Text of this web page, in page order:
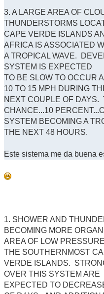
3. A LARGE AREA OF
THUNDERSTORMS
CAPE VERDE ISLANDS
AFRICA IS ASSOCIATED
A TROPICAL WAVE.
SYSTEM IS EXPECTED
TO BE SLOW TO OCCUR
10 TO 15 MPH DURING
NEXT COUPLE OF DAYS.
CHANCE...10
SYSTEM BECOMING A
THE NEXT 48 HOURS.
Este sistema me da buena
1. SHOWER AND
BECOMING MORE
AREA OF LOW
THE SOUTHERNMOST
VERDE ISLANDS.
OVER THIS SYSTEM ARE
EXPECTED TO